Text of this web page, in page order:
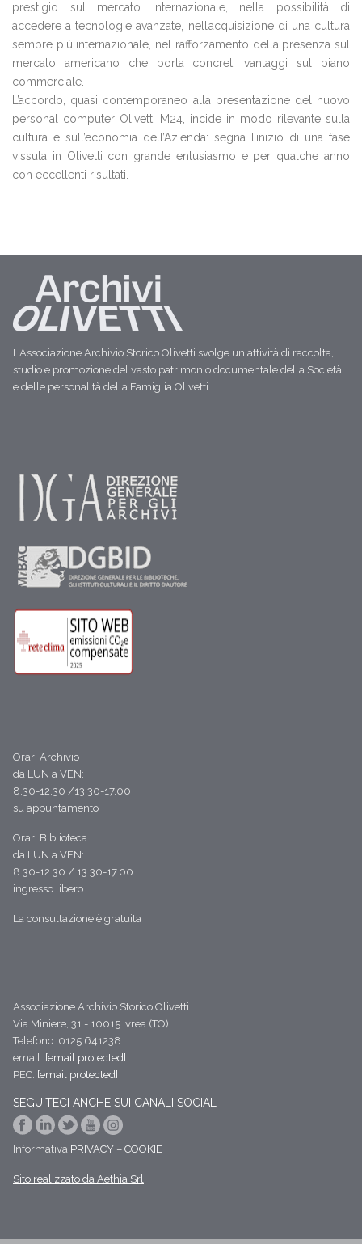
prestigio sul mercato internazionale, nella possibilità di
accedere a tecnologie avanzate, nell’acquisizione di una cultura
sempre più internazionale, nel rafforzamento della presenza sul
mercato americano che porta concreti vantaggi sul piano
commerciale.
L’accordo, quasi contemporaneo alla presentazione del nuovo
personal computer Olivetti M24, incide in modo rilevante sulla
cultura e sull’economia dell’Azienda: segna l’inizio di una fase
vissuta in Olivetti con grande entusiasmo e per qualche anno
con eccellenti risultati.
L'Associazione Archivio Storico Olivetti svolge un'attività di raccolta,
studio e promozione del vasto patrimonio documentale della Società
e delle personalità della Famiglia Olivetti.
Orari Archivio
da LUN a VEN:
8.30-12.30 /13.30-17.00
su appuntamento
Orari Biblioteca
da LUN a VEN:
8.30-12.30 / 13.30-17.00
ingresso libero
La consultazione è gratuita
Associazione Archivio Storico Olivetti
Via Miniere, 31 - 10015 Ivrea (TO)
Telefono: 0125 641238
email: [email protected]
PEC: [email protected]
SEGUITECI ANCHE SUI CANALI SOCIAL
Informativa PRIVACY – COOKIE
Sito realizzato da Aethia Srl